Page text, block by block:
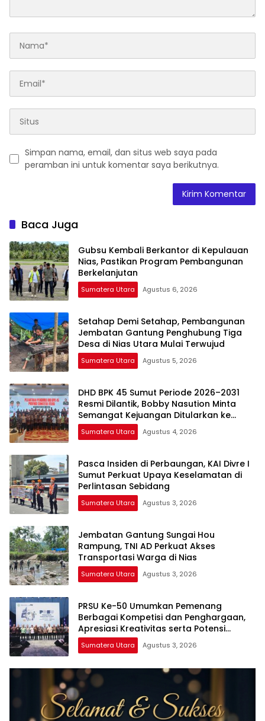
Simpan nama, email, dan situs web saya pada
peramban ini untuk komentar saya berikutnya.
Baca Juga
Gubsu Kembali Berkantor di Kepulauan
Nias, Pastikan Program Pembangunan
Berkelanjutan
Sumatera Utara Agustus 6, 2026
Setahap Demi Setahap, Pembangunan
Jembatan Gantung Penghubung Tiga
Desa di Nias Utara Mulai Terwujud
Sumatera Utara Agustus 5, 2026
DHD BPK 45 Sumut Periode 2026–2031
Resmi Dilantik, Bobby Nasution Minta
Semangat Kejuangan Ditularkan ke
Generasi Muda
Sumatera Utara Agustus 4, 2026
Pasca Insiden di Perbaungan, KAI Divre I
Sumut Perkuat Upaya Keselamatan di
Perlintasan Sebidang
Sumatera Utara Agustus 3, 2026
Jembatan Gantung Sungai Hou
Rampung, TNI AD Perkuat Akses
Transportasi Warga di Nias
Sumatera Utara Agustus 3, 2026
PRSU Ke-50 Umumkan Pemenang
Berbagai Kompetisi dan Penghargaan,
Apresiasi Kreativitas serta Potensi
Daerah Sumatera Utara
Sumatera Utara Agustus 3, 2026